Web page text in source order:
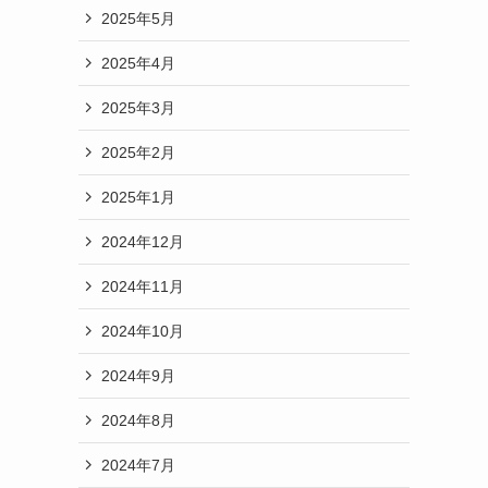
2025年5月
2025年4月
2025年3月
2025年2月
2025年1月
2024年12月
2024年11月
2024年10月
2024年9月
2024年8月
2024年7月